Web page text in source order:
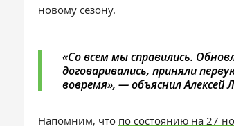
новому сезону.
«Со всем мы справились.
договаривались, приняли
вовремя», —объяснилАлексей
Напомним, что по состоянию на 27